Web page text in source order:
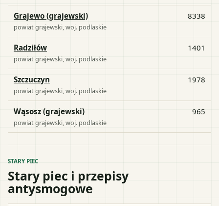
Grajewo (grajewski)
powiatgrajewski , woj. podlaskie
8338
Radziłów
powiatgrajewski , woj. podlaskie
1401
Szczuczyn
powiatgrajewski , woj. podlaskie
1978
Wąsosz (grajewski)
powiatgrajewski , woj. podlaskie
965
STARY PIEC
Stary piec i przepisy
antysmogowe